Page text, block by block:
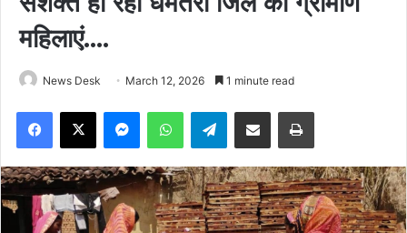
महिलाएं….
News Desk March 12, 2026 1 minute read
Facebook
X MessengerWhatsAppTelegramShare via Email Print